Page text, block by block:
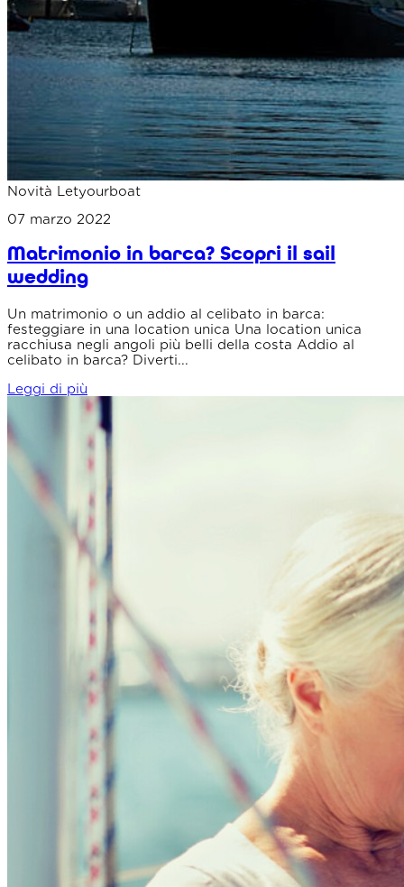
Novità Letyourboat
07 marzo 2022
Matrimonio in barca? Scopri il sail
wedding
Un matrimonio o un addio al celibato in barca:
festeggiare in una location unica Una location unica
racchiusa negli angoli più belli della costa Addio al
celibato in barca? Diverti...
Leggi di più